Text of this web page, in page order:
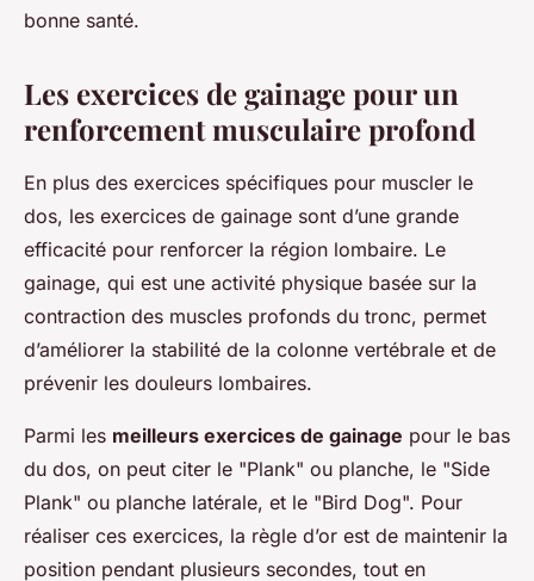
bonne santé.
Les exercices de gainage pour un
renforcement musculaire profond
En plus des exercices spécifiques pour muscler le
dos, les exercices de gainage sont d’une grande
efficacité pour renforcer la région lombaire. Le
gainage, qui est une activité physique basée sur la
contraction des muscles profonds du tronc, permet
d’améliorer la stabilité de la colonne vertébrale et de
prévenir les douleurs lombaires.
Parmi les meilleurs exercices de gainage pour le bas
du dos, on peut citer le "Plank" ou planche, le "Side
Plank" ou planche latérale, et le "Bird Dog". Pour
réaliser ces exercices, la règle d’or est de maintenir la
position pendant plusieurs secondes, tout en